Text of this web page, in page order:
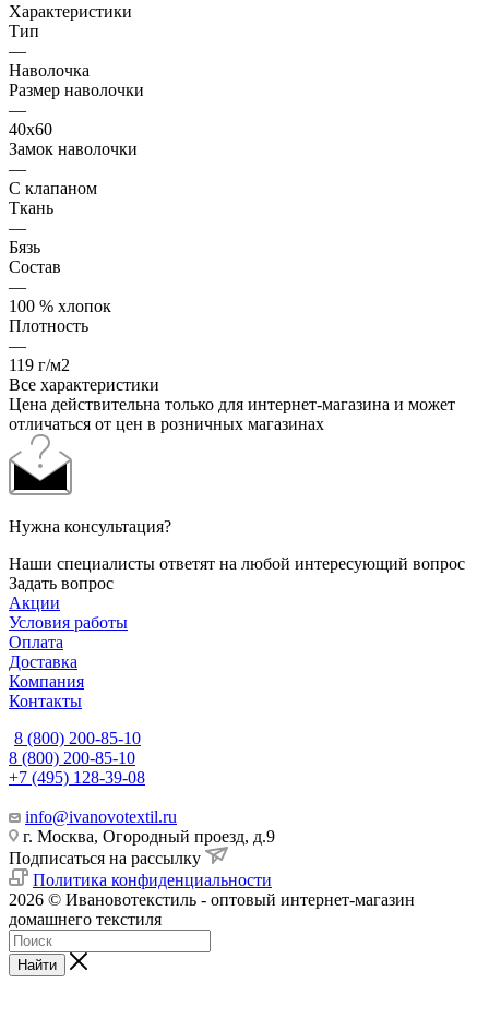
Характеристики
Тип
—
Наволочка
Размер наволочки
—
40x60
Замок наволочки
—
С клапаном
Ткань
—
Бязь
Состав
—
100 % хлопок
Плотность
—
119 г/м2
Все характеристики
Цена действительна только для интернет-магазина и может
отличаться от цен в розничных магазинах
Нужна консультация?
Наши специалисты ответят на любой интересующий вопрос
Задать вопрос
Акции
Условия работы
Оплата
Доставка
Компания
Контакты
8 (800) 200-85-10
8 (800) 200-85-10
+7 (495) 128-39-08
info@ivanovotextil.ru
г. Москва, Огородный проезд, д.9
Подписаться на рассылку
Политика конфиденциальности
2026 © Ивановотекстиль - оптовый интернет-магазин
домашнего текстиля
Найти